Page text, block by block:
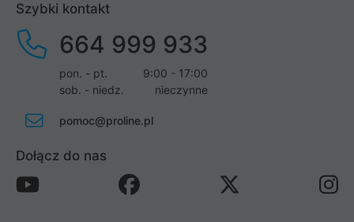
Szybki kontakt
664 999 933
pon. - pt.
9:00 - 17:00
sob. - niedz.
nieczynne
pomoc@proline.pl
Dołącz do nas